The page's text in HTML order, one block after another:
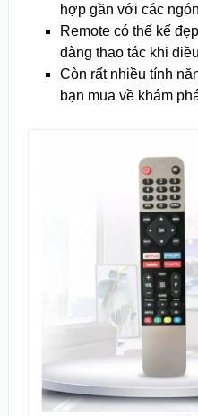
hợp gần với các
Remote có thế kế
dàng thao tác khi
Còn rất nhiều tính
bạn mua về khám